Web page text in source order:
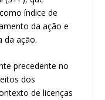
índice de
da ação e
da ação.
precedente no
dos
de licenças